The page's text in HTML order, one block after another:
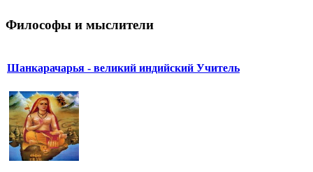
Философы и мыслители
Шанкарачарья - великий индийский Учитель